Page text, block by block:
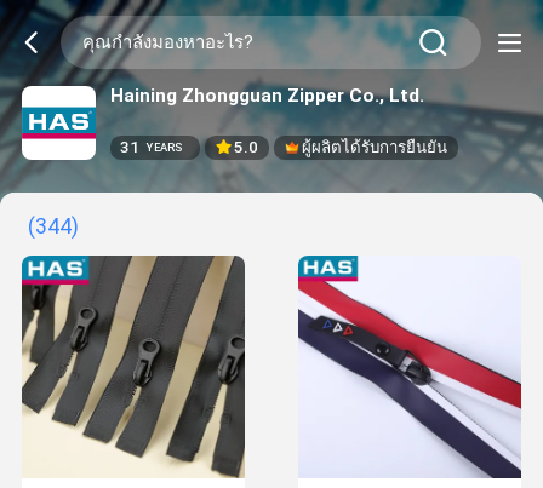
Haining Zhongguan Zipper Co., Ltd.
31 YEARS 5.0 ผู้ผลิตได้รับการยืนยัน
(344)